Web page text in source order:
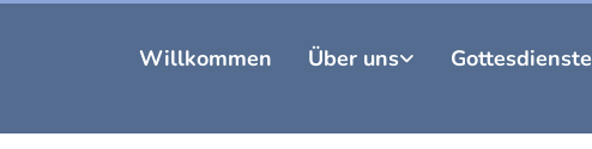
Willkommen Über uns Gottesdienste